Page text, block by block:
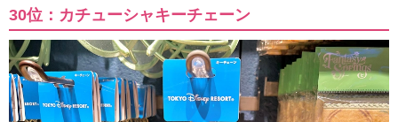
30位：カチューシャキーチェーン